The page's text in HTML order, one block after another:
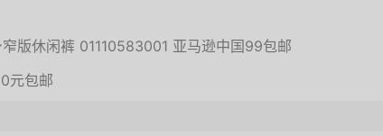
版休闲裤 01110583001 亚马逊中国99包邮
元包邮